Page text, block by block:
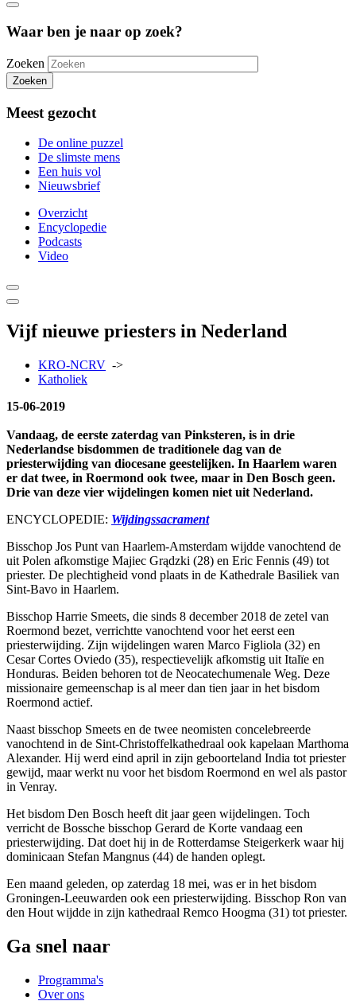
Waar ben je naar op zoek?
Zoeken
Zoeken
Meest gezocht
De online puzzel
De slimste mens
Een huis vol
Nieuwsbrief
Overzicht
Encyclopedie
Podcasts
Video
Vijf nieuwe priesters in Nederland
KRO-NCRV ->
Katholiek
15-06-2019
Vandaag, de eerste zaterdag van Pinksteren, is in drie
Nederlandse bisdommen de traditionele dag van de
priesterwijding van diocesane geestelijken. In Haarlem waren
er dat twee, in Roermond ook twee, maar in Den Bosch geen.
Drie van deze vier wijdelingen komen niet uit Nederland.
ENCYCLOPEDIE: Wijdingssacrament
Bisschop Jos Punt van Haarlem-Amsterdam wijdde vanochtend de
uit Polen afkomstige Majiec Grądzki (28) en Eric Fennis (49) tot
priester. De plechtigheid vond plaats in de Kathe­drale Basiliek van
Sint-Bavo in Haarlem.
Bisschop Harrie Smeets, die sinds 8 december 2018 de zetel van
Roermond bezet, verrichtte vanochtend voor het eerst een
priesterwijding. Zijn wijdelingen waren Marco Figliola (32) en
Cesar Cortes Oviedo (35), respectievelijk afkomstig uit Italïe en
Honduras. Beiden behoren tot de Neocatechumenale Weg. Deze
missionaire gemeenschap is al meer dan tien jaar in het bisdom
Roermond actief.
Naast bisschop Smeets en de twee neomisten concelebreerde
vanochtend in de Sint-Christoffelkathedraal ook kapelaan Marthoma
Alexander. Hij werd eind april in zijn geboorteland India tot priester
gewijd, maar werkt nu voor het bisdom Roermond en wel als pastor
in Venray.
Het bisdom Den Bosch heeft dit jaar geen wijdelingen. Toch
verricht de Bossche bisschop Gerard de Korte vandaag een
priesterwijding. Dat doet hij in de Rotterdamse Steigerkerk waar hij
dominicaan Stefan Mangnus (44) de handen oplegt.
Een maand geleden, op zaterdag 18 mei, was er in het bisdom
Groningen-Leeuwarden ook een priesterwijding. Bisschop Ron van
den Hout wijdde in zijn kathedraal Remco Hoogma (31) tot priester.
Ga snel naar
Programma's
Over ons